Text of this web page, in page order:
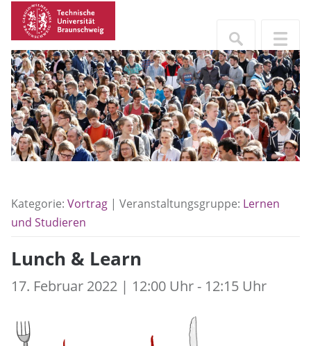
Kategorie: Vortrag | Veranstaltungsgruppe: Lernen
und Studieren
Lunch & Learn
17. Februar 2022 | 12:00 Uhr - 12:15 Uhr